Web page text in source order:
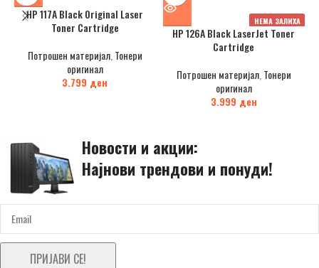
HP 117A Black Original Laser
Toner Cartridge
Потрошен материјал, Тонери
оригинал
3.799 ден
НЕМА ЗАЛИХА
HP 126A Black LaserJet Toner
Cartridge
Потрошен материјал, Тонери
оригинал
3.999 ден
Новости и акции:
Најнови трендови и понуди!
ПРИЈАВИ СЕ!